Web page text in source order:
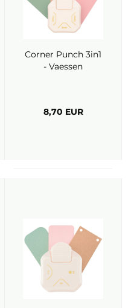
Corner Punch 3in1
- Vaessen
8,70 EUR